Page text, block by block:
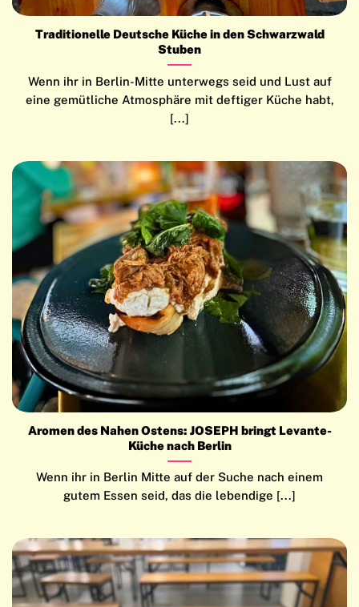
Traditionelle Deutsche Küche in den Schwarzwald
Stuben
Wenn ihr in Berlin-Mitte unterwegs seid und Lust auf
eine gemütliche Atmosphäre mit deftiger Küche habt,
[...]
Aromen des Nahen Ostens: JOSEPH bringt Levante-
Küche nach Berlin
Wenn ihr in Berlin Mitte auf der Suche nach einem
gutem Essen seid, das die lebendige [...]